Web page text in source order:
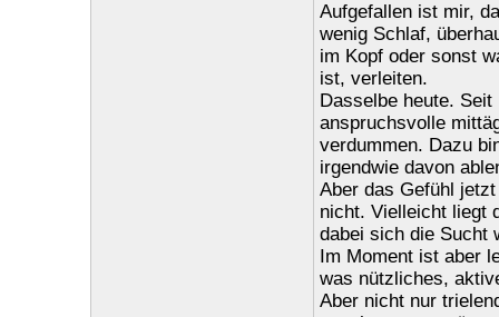
Aufgefallen ist mir,
wenig Schlaf,
im Kopf oder sonst
ist, verleiten.
Dasselbe heute.
anspruchsvolle
verdummen. Dazu
irgendwie davon
Aber das Gefühl
nicht. Vielleicht liegt
dabei sich die Sucht
Im Moment ist aber
was nützliches,
Aber nicht nur